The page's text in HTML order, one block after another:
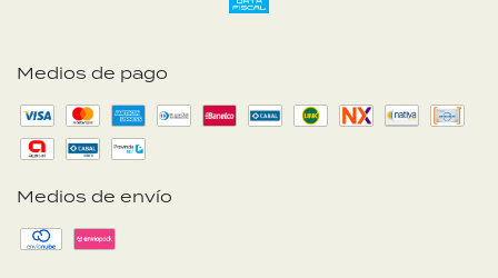
Medios de pago
Medios de envío